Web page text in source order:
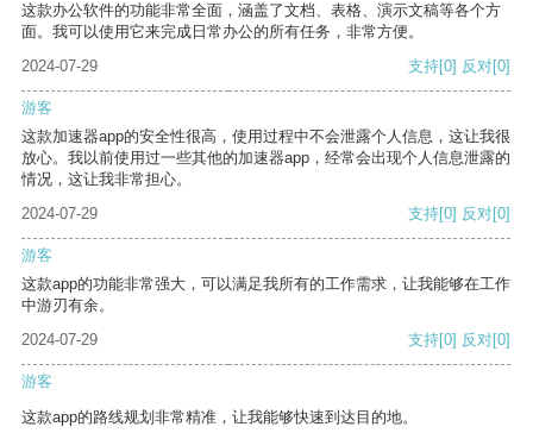
这款办公软件的功能非常全面，涵盖了文档、表格、演示文稿等各个方
面。我可以使用它来完成日常办公的所有任务，非常方便。
2024-07-29
支持[0] 反对[0]
游客
这款加速器app的安全性很高，使用过程中不会泄露个人信息，这让我很
放心。我以前使用过一些其他的加速器app，经常会出现个人信息泄露的
情况，这让我非常担心。
2024-07-29
支持[0] 反对[0]
游客
这款app的功能非常强大，可以满足我所有的工作需求，让我能够在工作
中游刃有余。
2024-07-29
支持[0] 反对[0]
游客
这款app的路线规划非常精准，让我能够快速到达目的地。